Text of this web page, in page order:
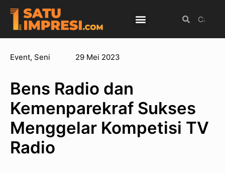
Event, Seni 29 Mei 2023
Bens Radio dan
Kemenparekraf Sukses
Menggelar Kompetisi TV
Radio